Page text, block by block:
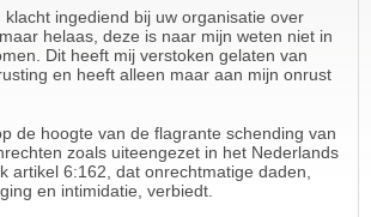
ingediend bij uw organisatie over
helaas, deze is naar mijn weten niet in
Dit heeft mij verstoken gelaten van
en heeft alleen maar aan mijn onrust
de hoogte van de flagrante schending van
zoals uiteengezet in het Nederlands
artikel 6:162, dat onrechtmatige daden,
en intimidatie, verbiedt.